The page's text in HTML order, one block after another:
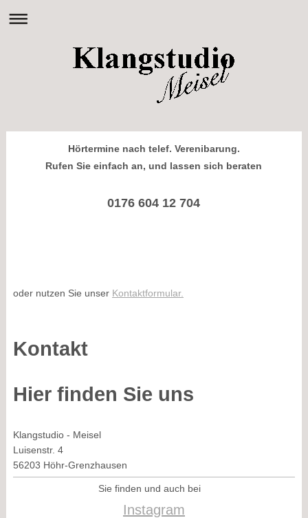
Hörtermine nach telef. Verenibarung.
Rufen Sie einfach an, und lassen sich beraten
0176 604 12 704
oder nutzen Sie unser Kontaktformular.
Kontakt
Hier finden Sie uns
Klangstudio - Meisel
Luisenstr. 4
56203 Höhr-Grenzhausen
Sie finden und auch bei
Instagram